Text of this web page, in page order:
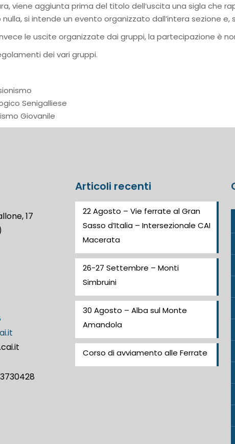
viene aggiunta prima del titolo dell’uscita una sigla che
si intende un evento organizzato dall’intera sezione
le uscite organizzate dai gruppi, la partecipazione è
dei vari gruppi.
Senigalliese
Giovanile
17
Articoli recenti
22 Agosto – Vie ferrate al Gran
Sasso d’Italia – Intersezionale CAI
Macerata
26-27 Settembre – Monti
Simbruini
30 Agosto – Alba sul Monte
Amandola
Corso di avviamento alle Ferrate